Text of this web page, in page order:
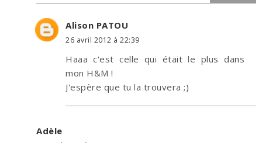
Alison PATOU
26 avril 2012 à 22:39
Haaa c'est celle qui était le plus dans
mon H&M !
J'espère que tu la trouvera ;)
Adèle